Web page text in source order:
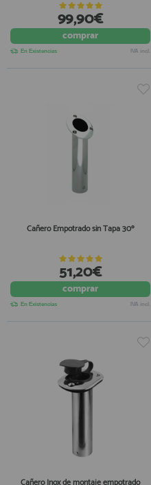
99,90€
comprar
En Existencias IVA incl.
Cañero Empotrado sin Tapa 30º
51,20€
comprar
En Existencias IVA incl.